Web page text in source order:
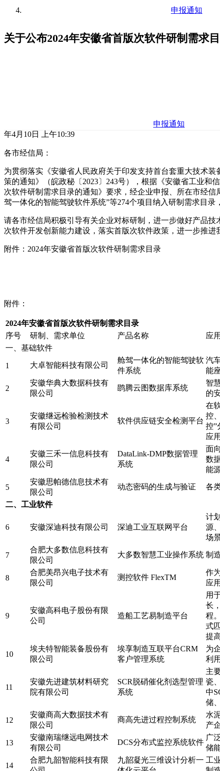
申报通知
关于公布2024年安徽省首版次软件研制需求
申报通知
年4月10日 上午10:39
各市经信局：
为贯彻落实《安徽省人民政府关于印发支持首台套重大技术
策的通知》（皖政秘〔2023〕243号），根据《安徽省工业和
次软件研制需求目录的通知》要求，经企业申报、所在市经
驾一体化的智能驾驶软件系统”等274个项目纳入研制需求目录
请各市经信局积极引导有关企业对标研制，进一步做好产品
次软件开发创新能力建设，落实首版次软件政策，进一步推
附件：2024年安徽省首版次软件研制需求目录
附件：
2024年安徽省首版次软件研制需求目录
序号
研制、需求单位 产品名称
应
一、基础软件
1 大卓智能科技有限公司
舱驾一体化的智能驾驶软
件系统
汽
能
2
安徽华典大数据科技有
限公司
鹍腾云图数据库系统
智
的
3
安徽继远检验检测技术
有限公司
软件供应链安全检测平台
在
控
控”
应
4
安徽三禾一信息科技有
限公司
DataLink-DMP数据管理
系统
面
数
能
5
安徽思帕德信息技术有
限公司
动态密码的生成与验证 各
二、工业软件
6 安徽深迪科技有限公司 深迪工业互联网平台
计
源
场
7
合肥大多数信息科技有
限公司
大多数智慧工业操作系统 制
8
合肥美昂兴电子技术有
限公司
测控软件 FlexTM
作
应
9
安徽高科电子股份有限
公司
造船工艺易制造平台
用
长
程
式
提
10
埃夫特智能装备股份有
限公司
埃享制造互联平台CRM
客户管理系统
为
利
11
安徽先进建筑材料研究
院有限公司
SCR脱硝催化剂选型管理
系统
主
瓷
中
储
12
安徽商高大数据技术有
限公司
商高先进过程控制系统
水
产
13
安徽南瑞继远电网技术
有限公司
DCS分布式监控系统软件
广
储
14
合肥九韶智能科技有限
九韶凝光三维设计分析一 工